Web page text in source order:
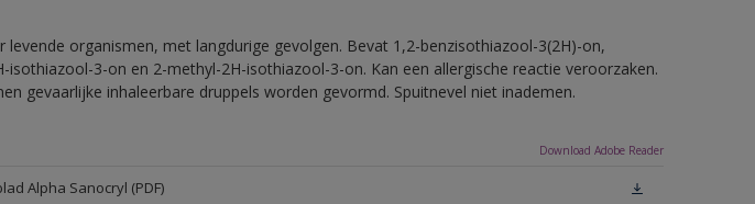
levende organismen, met langdurige gevolgen. Bevat 1,2-benzisothiazool-3(2H)-on,
isothiazool-3-on en 2-methyl-2H-isothiazool-3-on. Kan een allergische reactie veroorzaken.
gevaarlijke inhaleerbare druppels worden gevormd. Spuitnevel niet inademen.
Download Adobe Reader
Alpha Sanocryl (PDF)